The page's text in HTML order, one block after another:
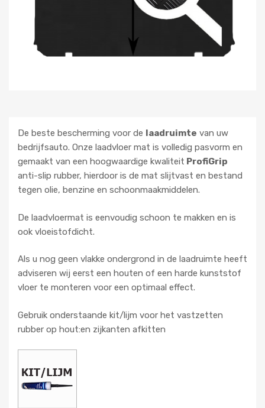
De beste bescherming voor de laadruimte van uw
bedrijfsauto. Onze laadvloer mat is volledig pasvorm en
gemaakt van een hoogwaardige kwaliteit ProfiGrip
anti-slip rubber, hierdoor is de mat slijtvast en bestand
tegen olie, benzine en schoonmaakmiddelen.
De laadvloermat is eenvoudig schoon te makken en is
ook vloeistofdicht.
Als u nog geen vlakke ondergrond in de laadruimte heeft
adviseren wij eerst een houten of een harde kunststof
vloer te monteren voor een optimaal effect.
Gebruik onderstaande kit/lijm voor het vastzetten
rubber op hout:en zijkanten afkitten